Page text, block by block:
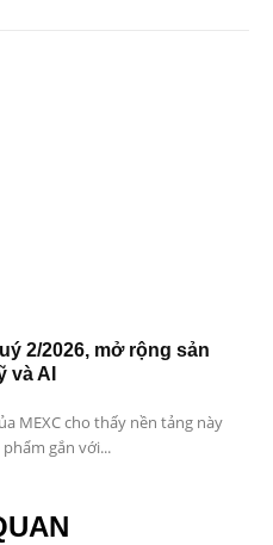
2/2026, mở rộng sản
và AI
MEXC cho thấy nền tảng này
gắn với...